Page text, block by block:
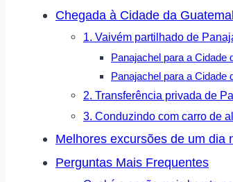
Chegada à Cidade da
1. Vaivém partilhado de
Panajachel para a Cidade
Panajachel para a Cidade
2. Transferência privada de
3. Conduzindo com carro de
Melhores excursões de um dia
Perguntas Mais Frequentes